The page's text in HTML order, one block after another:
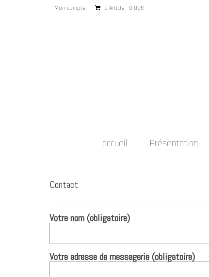
Mon compte 0 Article 0,00€
accueil Présentation
Contact
Votre nom (obligatoire)
Votre adresse de messagerie (obligatoire)